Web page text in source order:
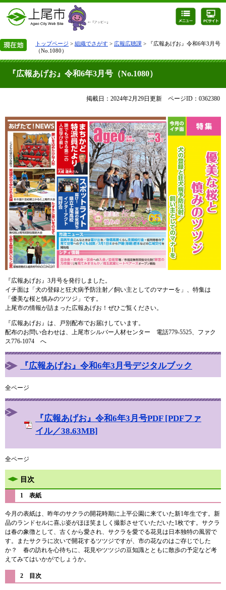
トップページ > 組織でさがす > 広報広聴課 > 『広報あげお』令和6年3月号
（No.1080）
『広報あげお』令和6年3月号（No.1080）
掲載日：2024年2月29日更新 ページID：0362380
『広報あげお』3月号を発行しました。
イチ面は「犬の登録と狂犬病予防注射／飼い主としてのマナーを」、特集は
「優美な桜と慎みのツツジ」です。
上尾市の情報が詰まった広報あげお！ぜひご覧ください。
『広報あげお』は、戸別配布でお届けしています。
配布のお問い合わせは、上尾市シルバー人材センター 電話779-5525、ファク
ス776-1074 へ
『広報あげお』令和6年3月号デジタルブック
全ページ
『広報あげお』令和6年3月号PDF [PDFファ
イル／38.63MB]
全ページ
目次
1 表紙
今月の表紙は、昨年のサクラの開花時期に上平公園に来ていた新1年生です。新
品のランドセルに喜ぶ姿がほほ笑ましく撮影させていただいた1枚です。サクラ
は春の象徴として、古くから愛され、サクラを愛でる花見は日本独特の風習で
す。またサクラに次いで開花するツツジですが、市の花なのはご存じでした
か？ 春の訪れを心待ちに、花見やツツジの豆知識とともに散歩の予定など考
えてみてはいかがでしょうか。
2 目次